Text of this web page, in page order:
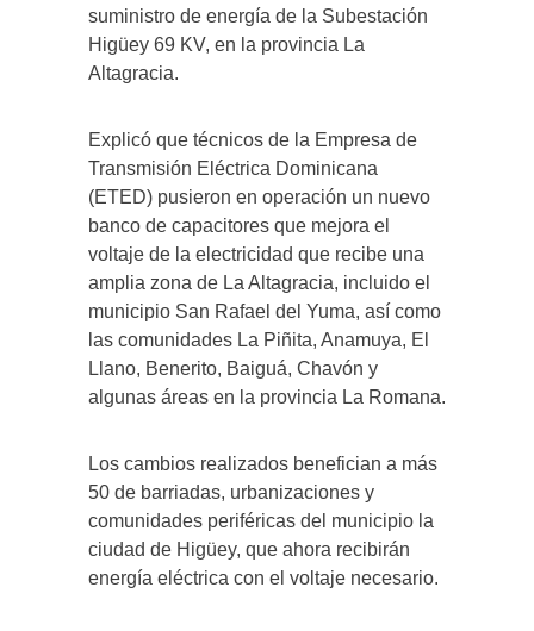
suministro de energía de la Subestación
Higüey 69 KV, en la provincia La
Altagracia.
Explicó que técnicos de la Empresa de
Transmisión Eléctrica Dominicana
(ETED) pusieron en operación un nuevo
banco de capacitores que mejora el
voltaje de la electricidad que recibe una
amplia zona de La Altagracia, incluido el
municipio San Rafael del Yuma, así como
las comunidades La Piñita, Anamuya, El
Llano, Benerito, Baiguá, Chavón y
algunas áreas en la provincia La Romana.
Los cambios realizados benefician a más
50 de barriadas, urbanizaciones y
comunidades periféricas del municipio la
ciudad de Higüey, que ahora recibirán
energía eléctrica con el voltaje necesario.